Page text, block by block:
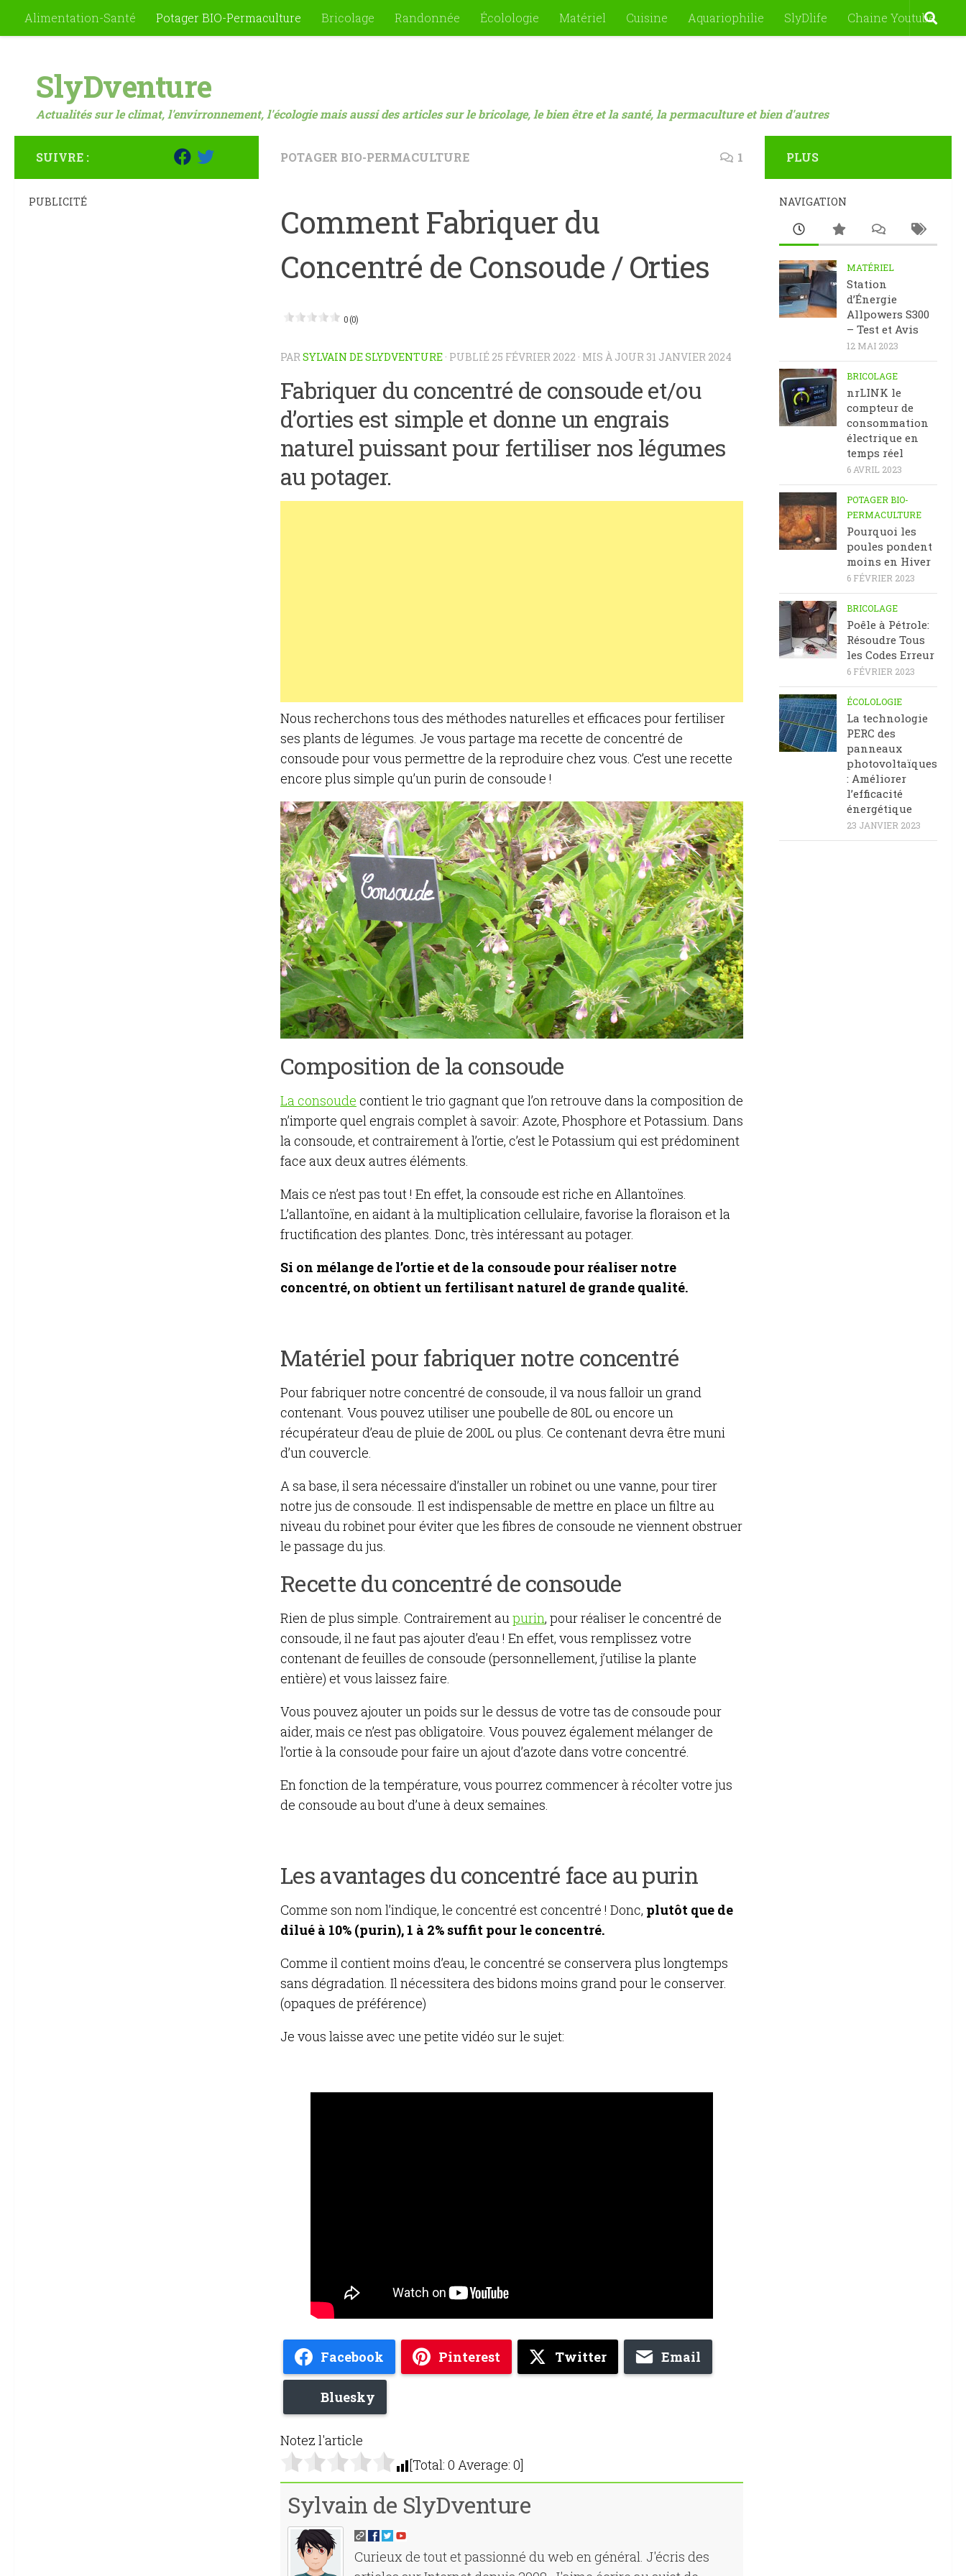
Skip to content
Alimentation-Santé Potager BIO-Permaculture Bricolage Randonnée Écolologie Matériel Cuisine Aquariophilie SlyDlife Chaine Youtube
SlyDventure
Actualités sur le climat, l'envirronnement, l'écologie mais aussi des articles sur le bricolage, le bien être et la santé, la permaculture et bien d'autres
POTAGER BIO-PERMACULTURE 1
Comment Fabriquer du
Concentré de Consoude / Orties
0 (0)
PARSYLVAIN DE SLYDVENTURE · PUBLIÉ 25 FÉVRIER 2022 · MIS À JOUR 31 JANVIER 2024
Fabriquer du concentré de consoude et/ou
d’orties est simple et donne un engrais
naturel puissant pour fertiliser nos légumes
au potager.
Nous recherchons tous des méthodes naturelles et efficaces pour fertiliser
ses plants de légumes. Je vous partage ma recette de concentré de
consoude pour vous permettre de la reproduire chez vous. C’est une recette
encore plus simple qu’un purin de consoude !
Composition de la consoude
La consoude contient le trio gagnant que l’on retrouve dans la composition de
n’importe quel engrais complet à savoir: Azote, Phosphore et Potassium. Dans
la consoude, et contrairement à l’ortie, c’est le Potassium qui est prédominent
face aux deux autres éléments.
Mais ce n’est pas tout ! En effet, la consoude est riche en Allantoïnes.
L’allantoïne, en aidant à la multiplication cellulaire, favorise la floraison et la
fructification des plantes. Donc, très intéressant au potager.
Si on mélange de l’ortie et de la consoude pour réaliser notre
concentré, on obtient un fertilisant naturel de grande qualité.
Matériel pour fabriquer notre concentré
Pour fabriquer notre concentré de consoude, il va nous falloir un grand
contenant. Vous pouvez utiliser une poubelle de 80L ou encore un
récupérateur d’eau de pluie de 200L ou plus. Ce contenant devra être muni
d’un couvercle.
A sa base, il sera nécessaire d’installer un robinet ou une vanne, pour tirer
notre jus de consoude. Il est indispensable de mettre en place un filtre au
niveau du robinet pour éviter que les fibres de consoude ne viennent obstruer
le passage du jus.
Recette du concentré de consoude
Rien de plus simple. Contrairement aupurin, pour réaliser le concentré de
consoude, il ne faut pas ajouter d’eau ! En effet, vous remplissez votre
contenant de feuilles de consoude (personnellement, j’utilise la plante
entière) et vous laissez faire.
Vous pouvez ajouter un poids sur le dessus de votre tas de consoude pour
aider, mais ce n’est pas obligatoire. Vous pouvez également mélanger de
l’ortie à la consoude pour faire un ajout d’azote dans votre concentré.
En fonction de la température, vous pourrez commencer à récolter votre jus
de consoude au bout d’une à deux semaines.
Les avantages du concentré face au purin
Comme son nom l’indique, le concentré est concentré ! Donc, plutôt que de
dilué à 10% (purin), 1 à 2% suffit pour le concentré.
Comme il contient moins d’eau, le concentré se conservera plus longtemps
sans dégradation. Il nécessitera des bidons moins grand pour le conserver.
(opaques de préférence)
Je vous laisse avec une petite vidéo sur le sujet:
Facebook Pinterest Twitter Email
Bluesky
Notez l'article
[Total: 0 Average: 0]
Sylvain de SlyDventure
Curieux de tout et passionné du web en général. J'écris des
SUIVRE :
PUBLICITÉ
PLUS
NAVIGATION
MATÉRIEL
Station
d’Énergie
Allpowers S300
– Test et Avis
12 MAI 2023
BRICOLAGE
nrLINK le
compteur de
consommation
électrique en
temps réel
6 AVRIL 2023
POTAGER BIO-
PERMACULTURE
Pourquoi les
poules pondent
moins en Hiver
6 FÉVRIER 2023
BRICOLAGE
Poêle à Pétrole:
Résoudre Tous
les Codes Erreur
6 FÉVRIER 2023
ÉCOLOLOGIE
La technologie
PERC des
panneaux
photovoltaïques
: Améliorer
l’efficacité
énergétique
23 JANVIER 2023